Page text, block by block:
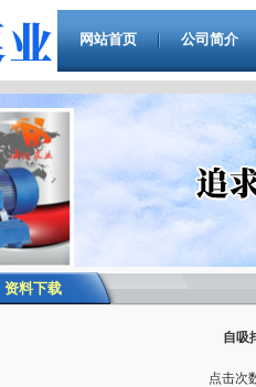
网站首页 公司简介
资料下载
自吸
点击次